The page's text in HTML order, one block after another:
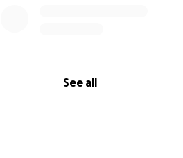
See all